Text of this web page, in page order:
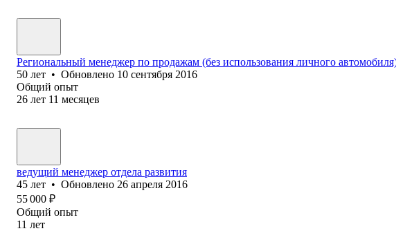
Региональный менеджер по продажам (без использования личного
50 лет • Обновлено 10 сентября 2016
Общий опыт
26 лет 11 месяцев
ведущий менеджер отдела развития
45 лет • Обновлено 26 апреля 2016
55 000 ₽
Общий опыт
11 лет